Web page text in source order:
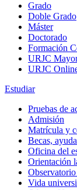
Grado
Doble Grado
Máster
Doctorado
Formación
URJC
URJC
Estudiar
Pruebas de
Admisión
Matrícula y
Becas,
Oficina del
Orientación
Vida